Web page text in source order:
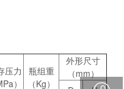
压力
）
瓶组重
（Kg）
外形尺寸
（mm）